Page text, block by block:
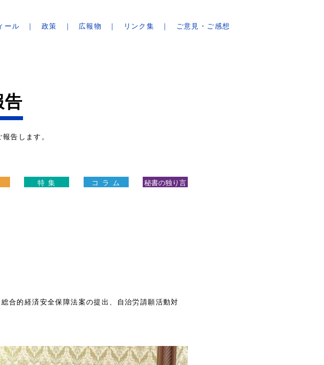
ール 政策 広報物 リンク集 ご意見・ご感想
告
告します。
特 集 コ ラ ム 秘書の独り言
合的経済安全保障法案の提出、自治労請願活動対